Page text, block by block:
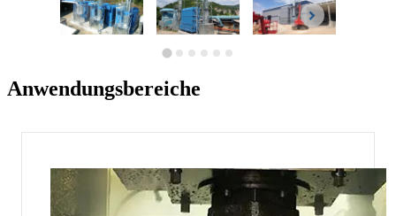
Anwendungsbereiche